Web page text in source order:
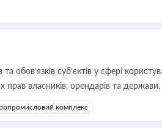
обов’язків суб’єктів у сфері
власників, орендарів та
комплекс